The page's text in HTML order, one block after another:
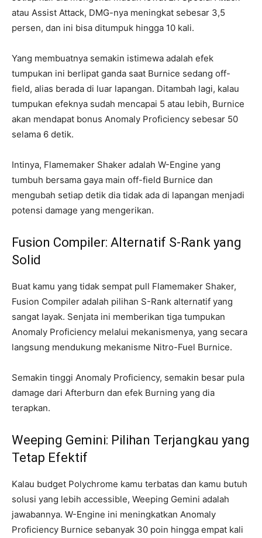
atau Assist Attack, DMG-nya meningkat sebesar 3,5
persen, dan ini bisa ditumpuk hingga 10 kali.
Yang membuatnya semakin istimewa adalah efek
tumpukan ini berlipat ganda saat Burnice sedang off-
field, alias berada di luar lapangan. Ditambah lagi, kalau
tumpukan efeknya sudah mencapai 5 atau lebih, Burnice
akan mendapat bonus Anomaly Proficiency sebesar 50
selama 6 detik.
Intinya, Flamemaker Shaker adalah W-Engine yang
tumbuh bersama gaya main off-field Burnice dan
mengubah setiap detik dia tidak ada di lapangan menjadi
potensi damage yang mengerikan.
Fusion Compiler: Alternatif S-Rank yang
Solid
Buat kamu yang tidak sempat pull Flamemaker Shaker,
Fusion Compiler adalah pilihan S-Rank alternatif yang
sangat layak. Senjata ini memberikan tiga tumpukan
Anomaly Proficiency melalui mekanismenya, yang secara
langsung mendukung mekanisme Nitro-Fuel Burnice.
Semakin tinggi Anomaly Proficiency, semakin besar pula
damage dari Afterburn dan efek Burning yang dia
terapkan.
Weeping Gemini: Pilihan Terjangkau yang
Tetap Efektif
Kalau budget Polychrome kamu terbatas dan kamu butuh
solusi yang lebih accessible, Weeping Gemini adalah
jawabannya. W-Engine ini meningkatkan Anomaly
Proficiency Burnice sebanyak 30 poin hingga empat kali